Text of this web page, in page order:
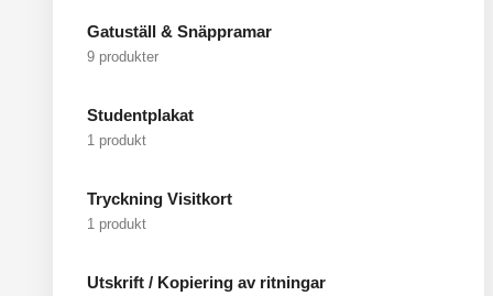
Gatuställ & Snäppramar
9 produkter
Studentplakat
1 produkt
Tryckning Visitkort
1 produkt
Utskrift / Kopiering av ritningar